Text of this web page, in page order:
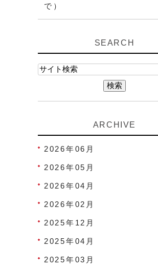
で）
SEARCH
ARCHIVE
2026年06月
2026年05月
2026年04月
2026年02月
2025年12月
2025年04月
2025年03月